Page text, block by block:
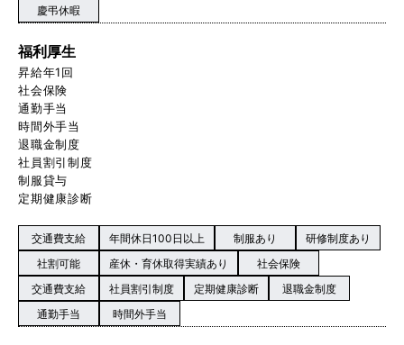
慶弔休暇
福利厚生
昇給年1回
社会保険
通勤手当
時間外手当
退職金制度
社員割引制度
制服貸与
定期健康診断
交通費支給 年間休日100日以上 制服あり
研修制度あり
社割可能
産休・育休取得実績あり
社会保険
交通費支給
社員割引制度 定期健康診断
退職金制度
通勤手当
時間外手当